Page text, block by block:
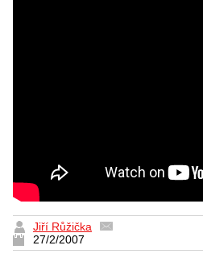
Jiří Růžička
27/2/2007